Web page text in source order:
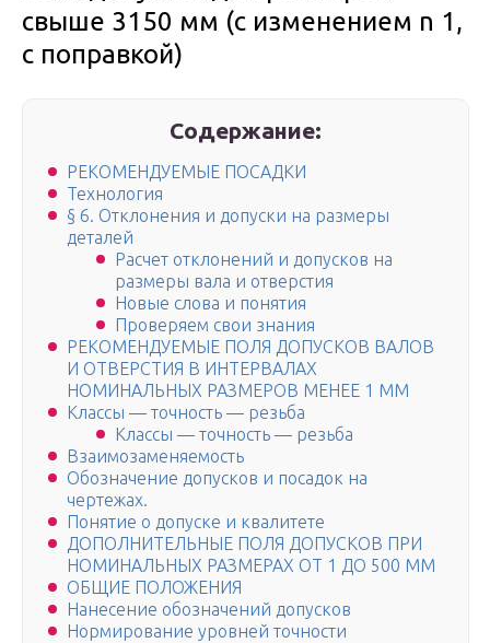
свыше 3150 мм (с изменением n 1,
с поправкой)
Содержание:
РЕКОМЕНДУЕМЫЕ ПОСАДКИ
Технология
§ 6. Отклонения и допуски на размеры
деталей
Расчет отклонений и допусков на
размеры вала и отверстия
Новые слова и понятия
Проверяем свои знания
РЕКОМЕНДУЕМЫЕ ПОЛЯ ДОПУСКОВ ВАЛОВ
И ОТВЕРСТИЯ В ИНТЕРВАЛАХ
НОМИНАЛЬНЫХ РАЗМЕРОВ МЕНЕЕ 1 MM
Классы — точность — резьба
Классы — точность — резьба
Взаимозаменяемость
Обозначение допусков и посадок на
чертежах.
Понятие о допуске и квалитете
ДОПОЛНИТЕЛЬНЫЕ ПОЛЯ ДОПУСКОВ ПРИ
НОМИНАЛЬНЫХ РАЗМЕРАХ ОТ 1 ДО 500 MM
ОБЩИЕ ПОЛОЖЕНИЯ
Нанесение обозначений допусков
Нормирование уровней точности